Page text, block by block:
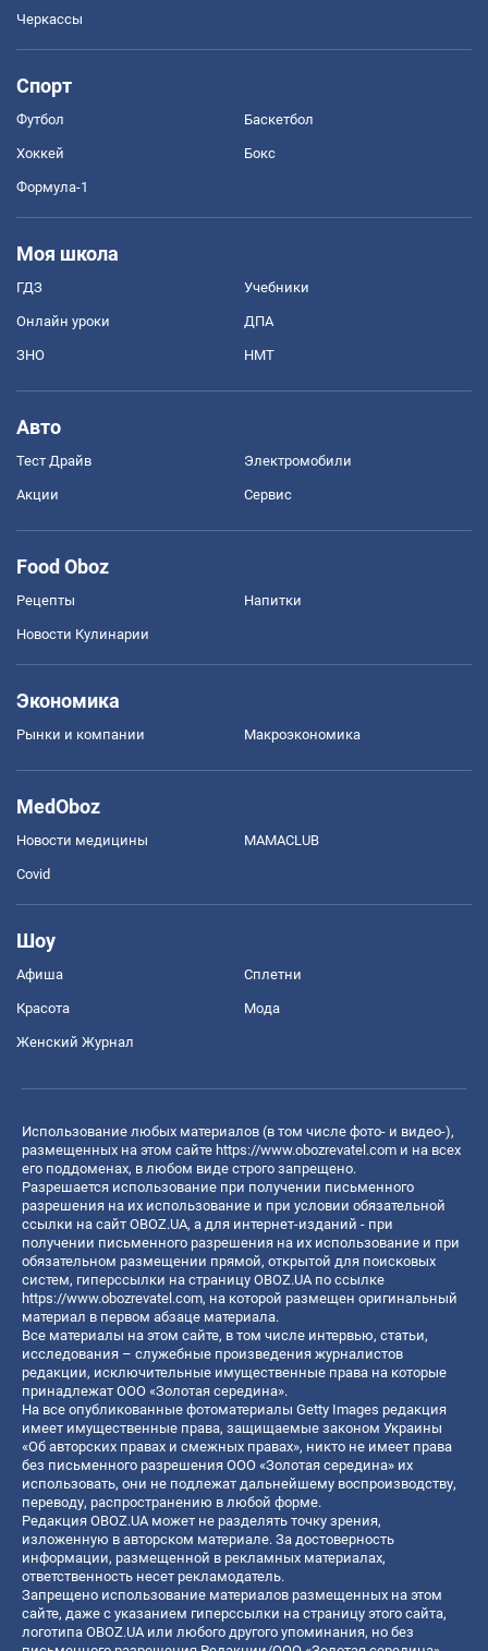
Черкассы
Спорт
Футбол Баскетбол
Хоккей Бокс
Формула-1
Моя школа
ГДЗ Учебники
Онлайн уроки ДПА
ЗНО НМТ
Авто
Тест Драйв Электромобили
Акции Сервис
Food Oboz
Рецепты Напитки
Новости Кулинарии
Экономика
Рынки и компании Mакроэкономика
MedOboz
Новости медицины MAMACLUB
Covid
Шоу
Афиша Сплетни
Красота Мода
Женский Журнал
Использование любых материалов (в том числе фото- и видео-),
размещенных на этом сайте https://www.obozrevatel.com и на всех
его поддоменах, в любом виде строго запрещено.
Разрешается использование при получении письменного
разрешения на их использование и при условии обязательной
ссылки на сайт OBOZ.UA, а для интернет-изданий - при
получении письменного разрешения на их использование и при
обязательном размещении прямой, открытой для поисковых
систем, гиперссылки на страницу OBOZ.UA по ссылке
https://www.obozrevatel.com, на которой размещен оригинальный
материал в первом абзаце материала.
Все материалы на этом сайте, в том числе интервью, статьи,
исследования – служебные произведения журналистов
редакции, исключительные имущественные права на которые
принадлежат ООО «Золотая середина».
На все опубликованные фотоматериалы Getty Images редакция
имеет имущественные права, защищаемые законом Украины
«Об авторских правах и смежных правах», никто не имеет права
без письменного разрешения ООО «Золотая середина» их
использовать, они не подлежат дальнейшему воспроизводству,
переводу, распространению в любой форме.
Редакция OBOZ.UA может не разделять точку зрения,
изложенную в авторском материале. За достоверность
информации, размещенной в рекламных материалах,
ответственность несет рекламодатель.
Запрещено использование материалов размещенных на этом
сайте, даже с указанием гиперссылки на страницу этого сайта,
логотипа OBOZ.UA или любого другого упоминания, но без